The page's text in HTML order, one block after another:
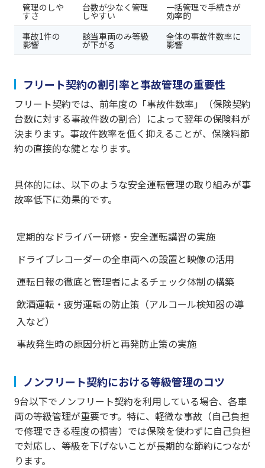
管理のしや
すさ
台数が少なく管理
しやすい
一括管理で手続きが
効率的
事故1件の
影響
該当車両のみ等級
が下がる
全体の事故件数率に
影響
フリート契約の割引率と事故管理の重要性
フリート契約では、前年度の「事故件数率」（保険契約
台数に対する事故件数の割合）によって翌年の保険料が
決まります。事故件数率を低く抑えることが、保険料節
約の直接的な鍵となります。
具体的には、以下のような安全運転管理の取り組みが事
故率低下に効果的です。
定期的なドライバー研修・安全運転講習の実施
ドライブレコーダーの全車両への設置と映像の活用
運転日報の徹底と管理者によるチェック体制の構築
飲酒運転・疲労運転の防止策（アルコール検知器の導
入など）
事故発生時の原因分析と再発防止策の実施
ノンフリート契約における等級管理のコツ
9台以下でノンフリート契約を利用している場合、各車
両の等級管理が重要です。特に、軽微な事故（自己負担
で修理できる程度の損害）では保険を使わずに自己負担
で対応し、等級を下げないことが長期的な節約につなが
ります。